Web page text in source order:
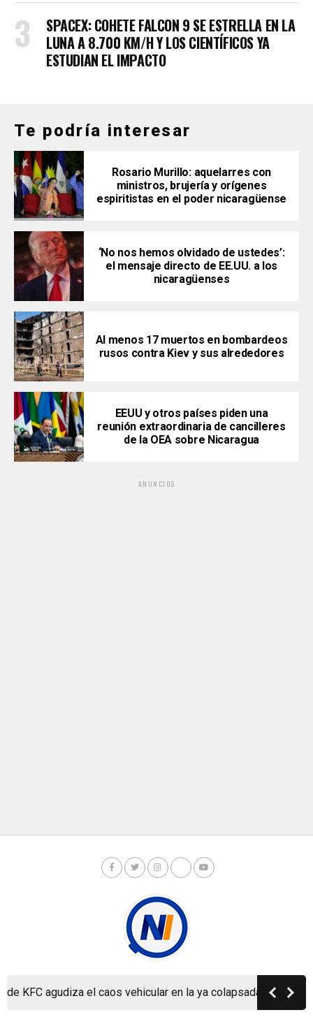
agudiza el caos vehicular en la ya colapsada Carretera a
SPACEX: COHETE FALCON 9 SE ESTRELLA EN LA
LUNA A 8.700 KM/H Y LOS CIENTÍFICOS YA
ESTUDIAN EL IMPACTO
Te podría interesar
Rosario Murillo: aquelarres con
ministros, brujería y orígenes
espiritistas en el poder nicaragüense
‘No nos hemos olvidado de ustedes’:
el mensaje directo de EE.UU. a los
nicaragüenses
Al menos 17 muertos en bombardeos
rusos contra Kiev y sus alrededores
EEUU y otros países piden una
reunión extraordinaria de cancilleres
de la OEA sobre Nicaragua
ANUNCIOS
Copyright © Nicaragua Investiga 2024